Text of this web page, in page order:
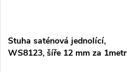
Stuha saténová jednolící,
WS8123, šíře 12 mm za 1metr